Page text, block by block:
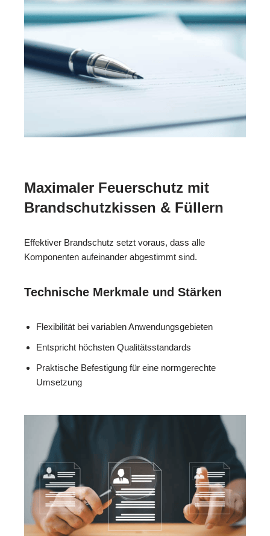
Maximaler Feuerschutz mit
Brandschutzkissen & Füllern
Effektiver Brandschutz setzt voraus, dass alle
Komponenten aufeinander abgestimmt sind.
Technische Merkmale und Stärken
Flexibilität bei variablen Anwendungsgebieten
Entspricht höchsten Qualitätsstandards
Praktische Befestigung für eine normgerechte
Umsetzung